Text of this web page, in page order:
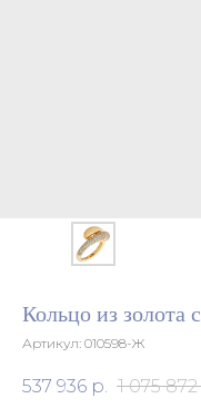
Кольцо из золота
Артикул: 010598-Ж
537 936 р. 1 075 872